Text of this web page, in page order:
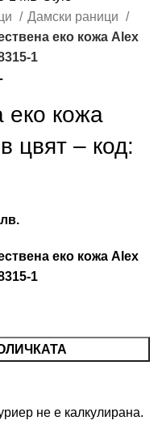
Дамски раници
еко кожа Alex
1
еко кожа
цвят – код:
еко кожа Alex
1
не е калкулирана.